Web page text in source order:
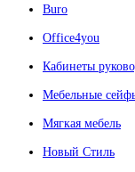
Buro
Office4you
Кабинеты
Мебельные
Мягкая мебель
Новый Стиль